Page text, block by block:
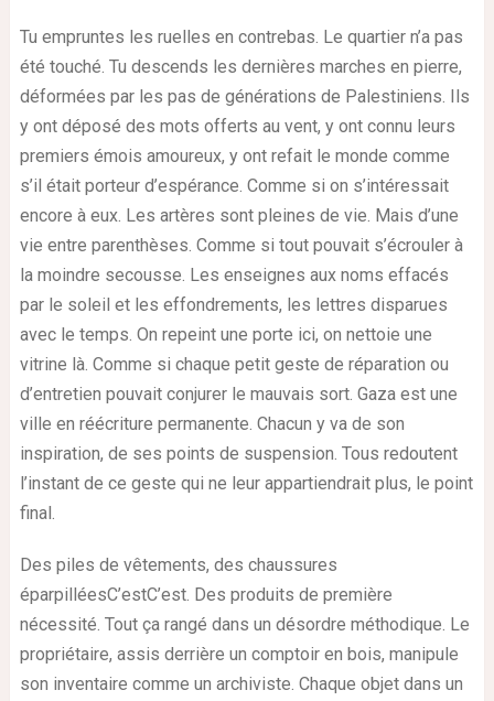
Tu empruntes les ruelles en contrebas. Le quartier n’a pas
été touché. Tu descends les dernières marches en pierre,
déformées par les pas de générations de Palestiniens. Ils
y ont déposé des mots offerts au vent, y ont connu leurs
premiers émois amoureux, y ont refait le monde comme
s’il était porteur d’espérance. Comme si on s’intéressait
encore à eux. Les artères sont pleines de vie. Mais d’une
vie entre parenthèses. Comme si tout pouvait s’écrouler à
la moindre secousse. Les enseignes aux noms effacés
par le soleil et les effondrements, les lettres disparues
avec le temps. On repeint une porte ici, on nettoie une
vitrine là. Comme si chaque petit geste de réparation ou
d’entretien pouvait conjurer le mauvais sort. Gaza est une
ville en réécriture permanente. Chacun y va de son
inspiration, de ses points de suspension. Tous redoutent
l’instant de ce geste qui ne leur appartiendrait plus, le point
final.
Des piles de vêtements, des chaussures
éparpilléesC’estC’est. Des produits de première
nécessité. Tout ça rangé dans un désordre méthodique. Le
propriétaire, assis derrière un comptoir en bois, manipule
son inventaire comme un archiviste. Chaque objet dans un